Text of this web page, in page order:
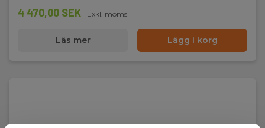
4 470,00 SEK Exkl. moms
Läs mer Lägg i korg